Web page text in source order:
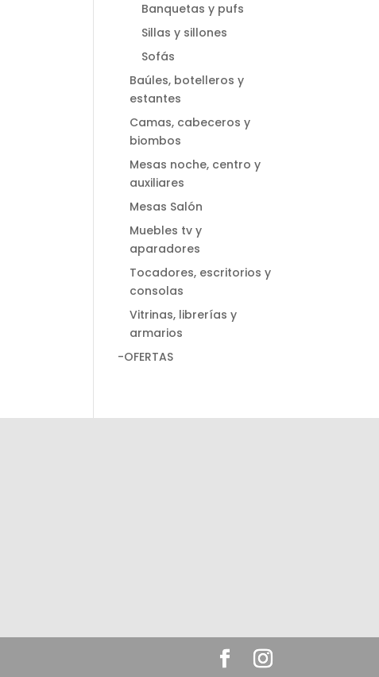
Banquetas y pufs
Sillas y sillones
Sofás
Baúles, botelleros y
estantes
Camas, cabeceros y
biombos
Mesas noche, centro y
auxiliares
Mesas Salón
Muebles tv y
aparadores
Tocadores, escritorios y
consolas
Vitrinas, librerías y
armarios
-OFERTAS